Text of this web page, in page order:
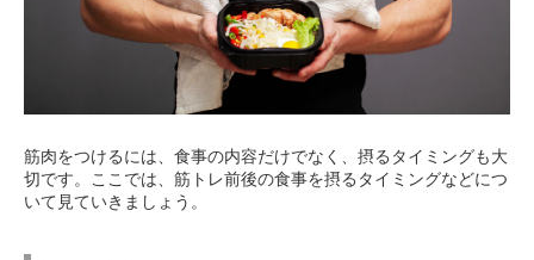
筋肉をつけるには、食事の内容だけでなく、摂るタイミングも大
切です。ここでは、筋トレ前後の食事を摂るタイミングなどにつ
いて見ていきましょう。